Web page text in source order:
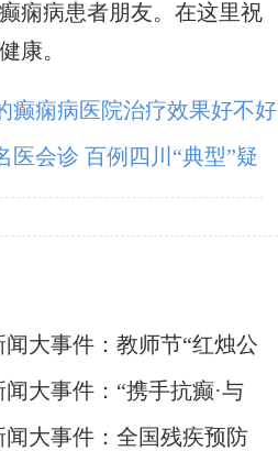
痫病患者朋友。在这里祝
康。
癫痫病医院治疗效果好不好
医会诊 百例四川“典型”疑
诊限时征集
大事件：教师节“红烛公
出病魔困扰，重返三尺
大事件：“携手抗癫·与
康复基金筛查救助活动走
大事件：全国残疾预防